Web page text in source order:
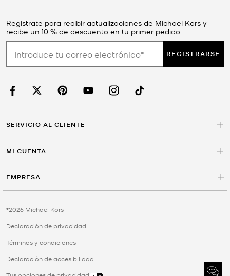
Regístrate para recibir actualizaciones de Michael Kors y
recibe un 10 % de descuento en tu primer pedido.
REGISTRARSE
SERVICIO AL CLIENTE
MI CUENTA
EMPRESA
©2026 Michael Kors
Declaración de privacidad
Términos y condiciones
Declaración de accesibilidad